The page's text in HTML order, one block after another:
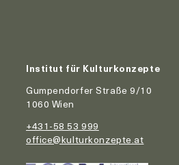
Institut für Kulturkonzepte
Gumpendorfer Straße 9/10
1060 Wien
+431-58 53 999
office@kulturkonzepte.at